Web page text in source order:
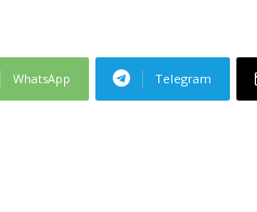
WhatsApp Telegram